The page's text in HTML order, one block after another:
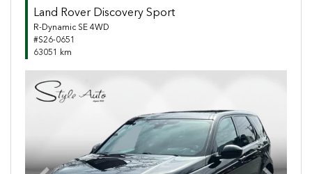
Land Rover Discovery Sport
R-Dynamic SE 4WD
#S26-0651
63051 km